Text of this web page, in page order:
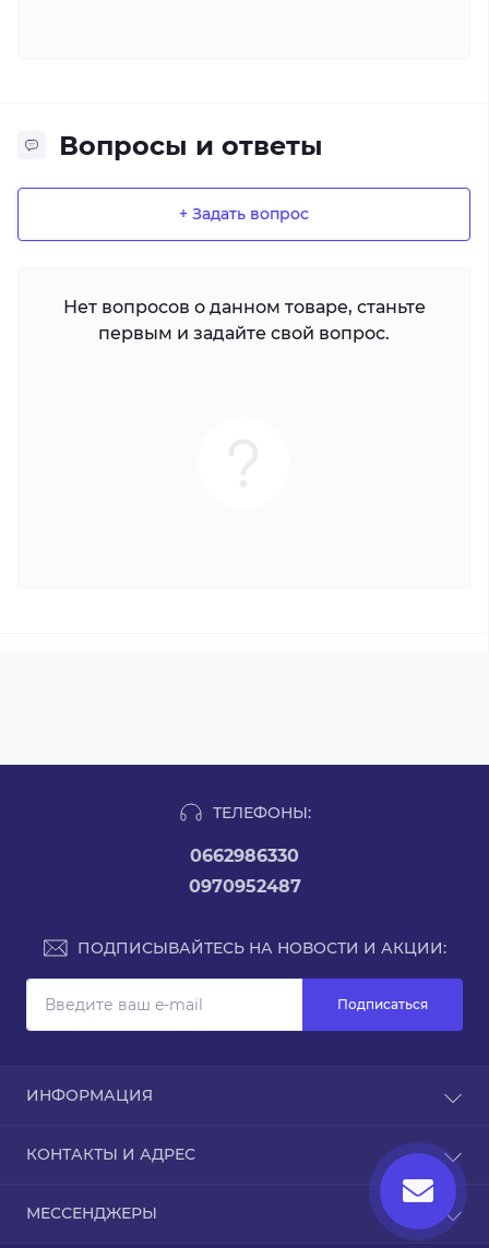
Вопросы и ответы
+ Задать вопрос
Нет вопросов о данном товаре, станьте
первым и задайте свой вопрос.
ТЕЛЕФОНЫ:
0662986330
0970952487
ПОДПИСЫВАЙТЕСЬ НА НОВОСТИ И АКЦИИ:
Подписаться
ИНФОРМАЦИЯ
Доставка и оплата
Возврат товара
КОНТАКТЫ И АДРЕС
МЕССЕНДЖЕРЫ